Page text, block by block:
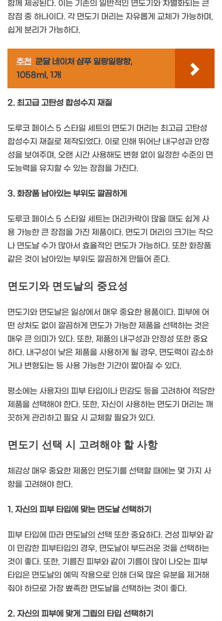
함께 제공된다. 이는 기존의 일반적인 면도기와 차별화되는 큰
장점 중 하나이다. 각 면도기 머리는 자유롭게 교체가 가능하며,
쉽게 분리가 가능하다.
추천 쿤달 네이처 샴푸 일랑일랑향,
1058ml, 1개
2. 최고급 고탄성 합성수지 재질
도루코 페이스 5 스타일 세트의 면도기 머리는 최고급 고탄성
합성수지 재질로 제작되었다. 이로 인해 뛰어난 내구성과 안정
성을 보여주며, 오랜 시간 사용해도 변형 없이 일정한 수준의 면
도능력을 유지할 수 있는 장점을 가진다.
3. 화장품 남아있는 부위도 깔끔하게
도루코 페이스 5 스타일 세트는 머리카락이 많을 때도 쉽게 사
용 가능한 큰 장점을 가진 제품이다. 면도기 머리의 크기는 작으
나 면도날 수가 많아서 효율적인 면도가 가능하다. 또한 화장품
같은 것이 남아있는 부위도 깔끔하게 만들어 준다.
면도기와 면도날의 중요성
면도기와 면도날은 일상에서 매우 중요한 용품이다. 피부에 어
떤 상처도 없이 깔끔하게 면도가 가능한 제품을 선택하는 것은
매우 큰 의미가 있다. 또한, 제품의 내구성과 안정성 또한 중요
하다. 내구성이 낮은 제품을 사용하게 될 경우, 면도력이 감소하
거나 변형되는 등 사용 가능한 기간이 짧아질 수 있다.
평소에는 사용자의 피부 타입이나 민감도 등을 고려하여 적당한
제품을 선택해야 한다. 또한, 자신이 사용하는 면도기 머리는 깨
끗하게 관리하고 필요 시 교체할 필요가 있다.
면도기 선택 시 고려해야 할 사항
체감상 매우 중요한 제품인 면도기를 선택할 때에는 몇 가지 사
항을 고려해야 한다.
1. 자신의 피부 타입에 맞는 면도날 선택하기
피부 타입에 따라 면도날의 선택 또한 중요하다. 건성 피부와 같
이 민감한 피부타입의 경우, 면도날이 부드러운 것을 선택하는
것이 좋다. 또한, 기름진 피부와 같이 기름이 많이 나오는 피부
타입은 면도날의 예믹 작용으로 인해 더욱 많은 유분을 제거해
줘야 하므로 가장 뾰족한 면도날을 선택하는 것이 좋다.
2. 자신의 피부에 맞게 그립의 타입 선택하기